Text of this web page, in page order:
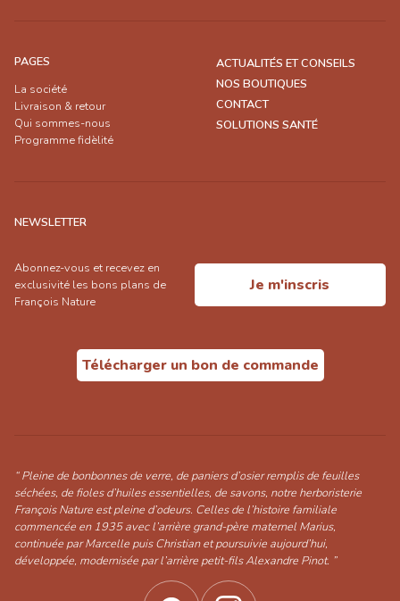
PAGES
La société
Livraison & retour
Qui sommes-nous
Programme fidèlité
ACTUALITÉS ET CONSEILS
NOS BOUTIQUES
CONTACT
SOLUTIONS SANTÉ
NEWSLETTER
Abonnez-vous et recevez en
exclusivité les bons plans de
François Nature
Je m'inscris
Télécharger un bon de commande
“ Pleine de bonbonnes de verre, de paniers d’osier remplis de feuilles
séchées, de fioles d’huiles essentielles, de savons, notre herboristerie
François Nature est pleine d’odeurs. Celles de l’histoire familiale
commencée en 1935 avec l’arrière grand-père maternel Marius,
continuée par Marcelle puis Christian et poursuivie aujourd’hui,
développée, modernisée par l’arrière petit-fils Alexandre Pinot. ”